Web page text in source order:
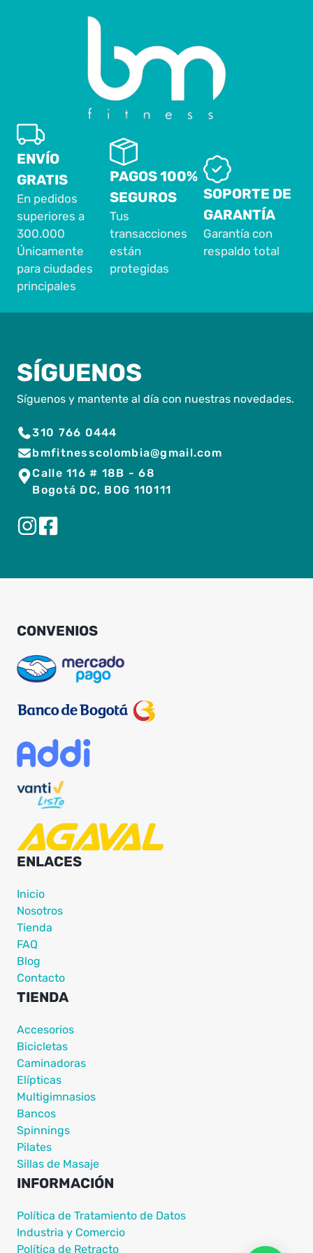
ENVÍO
GRATIS
En pedidos
superiores a
300.000
Únicamente
para ciudades
principales
PAGOS 100%
SEGUROS
Tus
transacciones
están
protegidas
SOPORTE DE
GARANTÍA
Garantía con
respaldo total
SÍGUENOS
Síguenos y mantente al día con nuestras novedades.
310 766 0444
bmfitnesscolombia@gmail.com
Calle 116 # 18B - 68
Bogotá DC, BOG 110111
CONVENIOS
ENLACES
Inicio
Nosotros
Tienda
FAQ
Blog
Contacto
TIENDA
Accesorios
Bicicletas
Caminadoras
Elípticas
Multigimnasios
Bancos
Spinnings
Pilates
Sillas de Masaje
INFORMACIÓN
Política de Tratamiento de Datos
Industria y Comercio
Política de Retracto